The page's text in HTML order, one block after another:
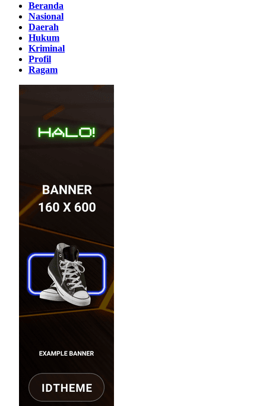
Beranda
Nasional
Daerah
Hukum
Kriminal
Profil
Ragam